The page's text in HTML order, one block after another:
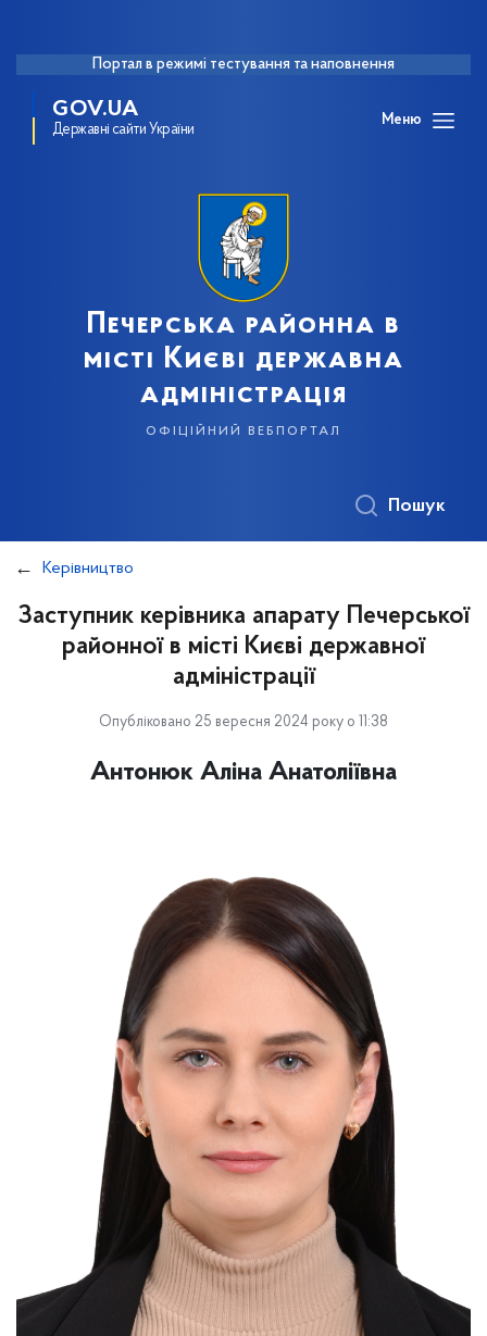
Портал в режимі тестування та наповнення
GOV.UA
Державні сайти України
Меню
Печерська районна в
місті Києві державна
адміністрація
офіційний вебпортал
Пошук
Керівництво
Заступник керівника апарату Печерської
районної в місті Києві державної
адміністрації
Опубліковано 25 вересня 2024 року о 11:38
Антонюк Аліна Анатоліївна